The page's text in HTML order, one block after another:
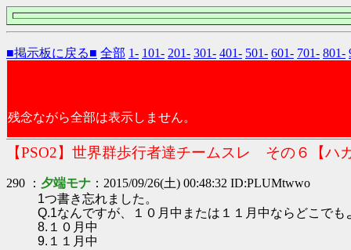
■掲示板に戻る■ 全部 1- 101- 201- 301- 401- 501- 601- 701- 801-
残念ながら全部は表示しません。
【PSO2】世界群歩行者達チームスレ その６【ハ
290 ： 夕端モナ ：2015/09/26(土) 00:48:32 ID:PLUMtwwo
1つ書き忘れました。
Q.1なんですが、１０月中または１１月中ならどこでも
8.１０月中
9.１１月中